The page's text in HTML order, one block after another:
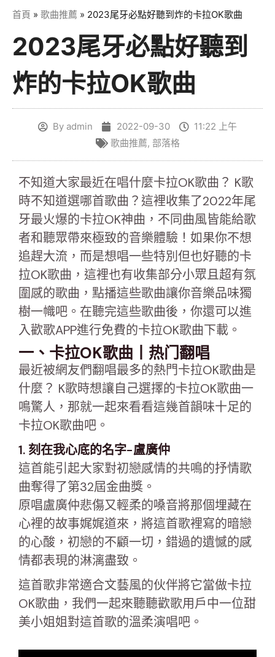
首頁 » 歌曲推薦 » 2023尾牙必點好聽到炸的卡拉OK歌曲
2023尾牙必點好聽到
炸的卡拉OK歌曲
By admin 2022-09-30
11:22 上午
歌曲推薦, 部落格
不知道大家最近在唱什麼卡拉OK歌曲？ K歌
時不知道選哪首歌曲？這裡收集了2022年尾
牙最火爆的卡拉OK神曲，不同曲風皆能給歌
者和聽眾帶來極致的音樂體驗！如果你不想
追趕大流，而是想唱一些特別但也好聽的卡
拉OK歌曲，這裡也有收集部分小眾且超有氛
圍感的歌曲，點播這些歌曲讓你音樂品味獨
樹一幟吧。在聽完這些歌曲後，你還可以進
入歡歌APP進行免費的卡拉OK歌曲下載。
一、卡拉OK歌曲丨热门翻唱
最近被網友們翻唱最多的熱門卡拉OK歌曲是
什麼？ K歌時想讓自己選擇的卡拉OK歌曲一
鳴驚人，那就一起來看看這幾首韻味十足的
卡拉OK歌曲吧。
1. 刻在我心底的名字-盧廣仲
這首能引起大家對初戀感情的共鳴的抒情歌
曲奪得了第32屆金曲獎。
原唱盧廣仲悲傷又輕柔的嗓音將那個埋藏在
心裡的故事娓娓道來，將這首歌裡寫的暗戀
的心酸，初戀的不顧一切，錯過的遺憾的感
情都表現的淋漓盡致。
這首歌非常適合文藝風的伙伴將它當做卡拉
OK歌曲，我們一起來聽聽歡歌用戶中一位甜
美小姐姐對這首歌的溫柔演唱吧。